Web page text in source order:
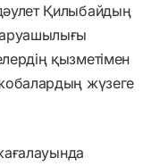
Қилыбайдың
қызметімен
жүзеге